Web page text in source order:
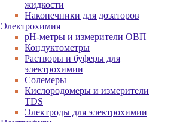
жидкости
Наконечники для дозаторов
Электрохимия
pH-метры и измерители ОВП
Кондуктометры
Растворы и буферы для
электрохимии
Солемеры
Кислородомеры и измерители
TDS
Электроды для электрохимии